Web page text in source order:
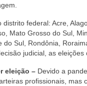
federal: Acre,
Mato Grosso do Sul,
Sul, Rondônia,
judicial, as eleições
eleição – Devido a
profissionais, mas